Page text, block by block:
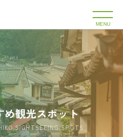
MENU
め観光スポット
SIGHTSEEING SPOTS